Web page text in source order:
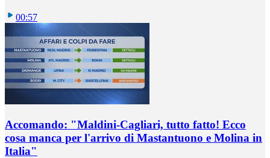
00:57
Accomando: "Maldini-Cagliari, tutto fatto! Ecco
cosa manca per l'arrivo di Mastantuono e Molina in
Italia"